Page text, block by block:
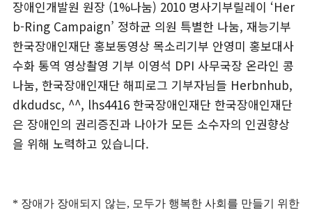
* 장애가 장애되지 않는, 모두가 행복한 사회를 만들기 위한